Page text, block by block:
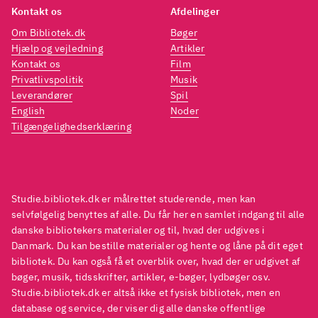
Hjerrild, Anders Jørgensen og
Julie Norgaard samt
illustrationer af billedkunstner
Thomas Pålsson. Med
kildehenvisninger,
stikordsregister og information
en større og mere
sammenhængende forståelse af
psykiatriske diagnoser og livet
med en psykisk lidelse. Bogen
er en både lærerig og rørende
oplevelse, hvor også det
Studie.bibliotek.dk er målrettet studerende, men kan
selvfølgelig benyttes af alle. Du får her en samlet indgang til alle
danske bibliotekers materialer og til, hvad der udgives i
Danmark. Du kan bestille materialer og hente og låne på dit eget
bibliotek. Du kan også få et overblik over, hvad der er udgivet af
bøger, musik, tidsskrifter, artikler, e-bøger, lydbøger osv.
Studie.bibliotek.dk er altså ikke et fysisk bibliotek, men en
database og service, der viser dig alle danske offentlige
Kontakt os
Om Bibliotek.dk
Hjælp og vejledning
Kontakt os
Privatlivspolitik
Leverandører
English
Tilgængelighedserklæring
Afdelinger
Bøger
Artikler
Film
Musik
Spil
Noder